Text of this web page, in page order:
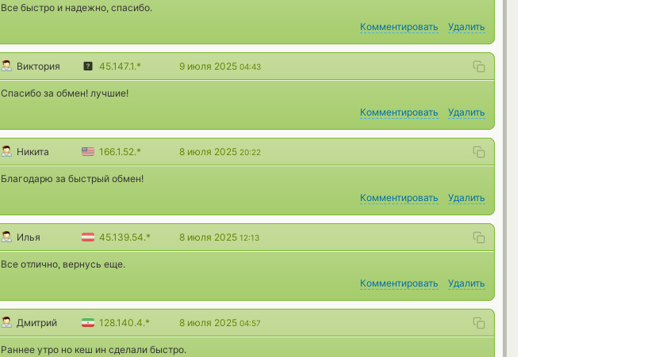
Все быстро и надежно, спасибо.
Комментировать
Удалить
Виктория 45.147.1.* 9 июля 2025 04:43
Спасибо за обмен! лучшие!
Комментировать
Удалить
Никита 166.1.52.* 8 июля 2025 20:22
Благодарю за быстрый обмен!
Комментировать
Удалить
Илья 45.139.54.* 8 июля 2025 12:13
Все отлично, вернусь еще.
Комментировать
Удалить
Дмитрий 128.140.4.* 8 июля 2025 04:57
Раннее утро но кеш ин сделали быстро.